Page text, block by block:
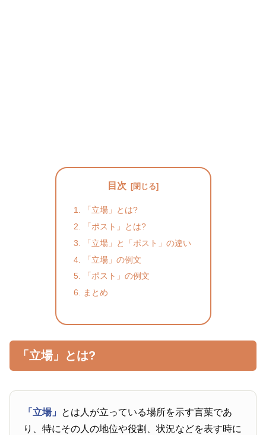
目次
「立場」とは?
「ポスト」とは?
「立場」と「ポスト」の違い
「立場」の例文
「ポスト」の例文
まとめ
「立場」とは?
「立場」 とは人が立っている場所を示す言葉であ
り、特にその人の地位や役割、状況などを表す時に